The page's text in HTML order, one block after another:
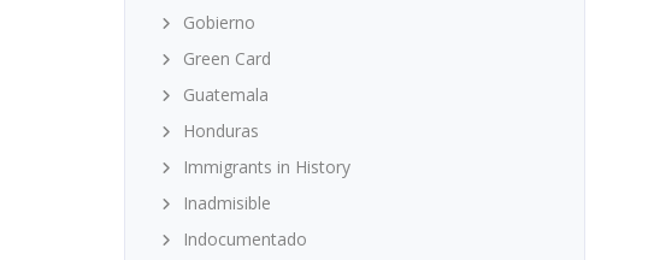
Gobierno
Green Card
Guatemala
Honduras
Immigrants in History
Inadmisible
Indocumentado